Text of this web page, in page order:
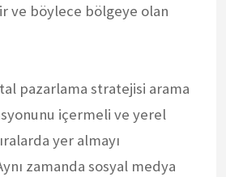
ve böylece bölgeye olan
pazarlama stratejisi arama
içermeli ve yerel
yer almayı
zamanda sosyal medya